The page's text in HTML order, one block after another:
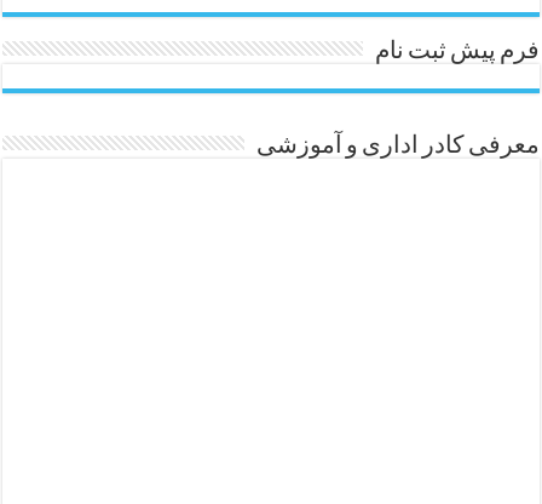
فرم پیش ثبت نام
معرفی کادر اداری و آموزشی